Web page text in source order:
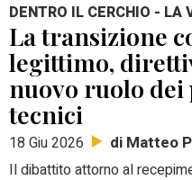
DENTRO IL CERCHIO - LA
La transizione
legittimo,
nuovo ruolo
tecnici
18 Giu 2026 di Matteo
Il dibattito attorno al